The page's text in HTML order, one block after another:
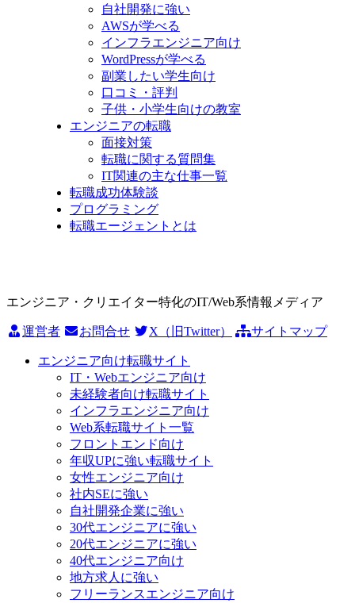
自社開発に強い
AWSが学べる
インフラエンジニア向け
WordPressが学べる
副業したい学生向け
口コミ・評判
子供・小学生向けの教室
エンジニアの転職
面接対策
転職に関する質問集
IT関連の主な仕事一覧
転職成功体験談
プログラミング
転職エージェントとは
エンジニア・クリエイター特化のIT/Web系情報メディア
運営者 お問合せ X（旧Twitter） サイトマップ
エンジニア向け転職サイト
IT・Webエンジニア向け
未経験者向け転職サイト
インフラエンジニア向け
Web系転職サイト一覧
フロントエンド向け
年収UPに強い転職サイト
女性エンジニア向け
社内SEに強い
自社開発企業に強い
30代エンジニアに強い
20代エンジニアに強い
40代エンジニア向け
地方求人に強い
フリーランスエンジニア向け